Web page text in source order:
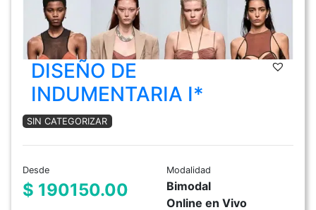
DISEÑO DE
INDUMENTARIA I*
SIN CATEGORIZAR
Desde
$ 190150.00
Modalidad
Bimodal
Online en Vivo